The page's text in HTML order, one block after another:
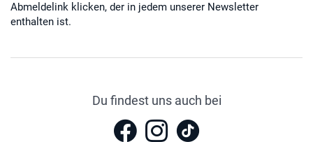
Abmeldelink klicken, der in jedem unserer Newsletter
enthalten ist.
Du findest uns auch bei